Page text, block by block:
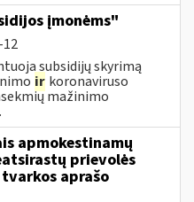
įmonėms"
subsidijų skyrimą
ir koronaviruso
mažinimo
apmokestinamų
prievolės
aprašo